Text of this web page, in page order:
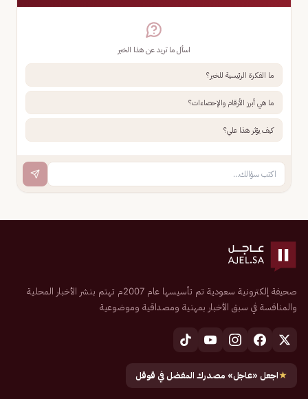
اسأل ما تريد عن هذا الخبر
ما الفكرة الرئيسية للخبر؟
ما هي أبرز الأرقام والإحصاءات؟
كيف يؤثر هذا علي؟
صحيفة إلكترونية سعودية تم تأسيسها عام 2007م تهتم بنشر الأخبار المحلية
والمنافسة في سبق الأخبار بمهنية ومصداقية وموضوعية
★اجعل «عاجل» مصدرك المفضل في قوقل